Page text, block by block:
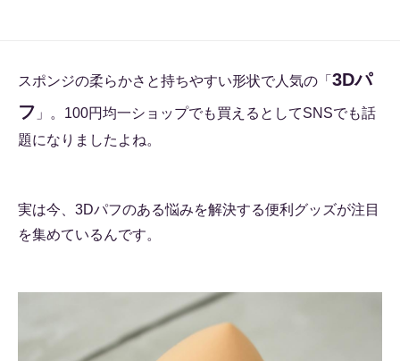
スポンジの柔らかさと持ちやすい形状で人気の「 3Dパ
フ 」。100円均一ショップでも買えるとしてSNSでも話
題になりましたよね。
実は今、3Dパフのある悩みを解決する便利グッズが注目
を集めているんです。